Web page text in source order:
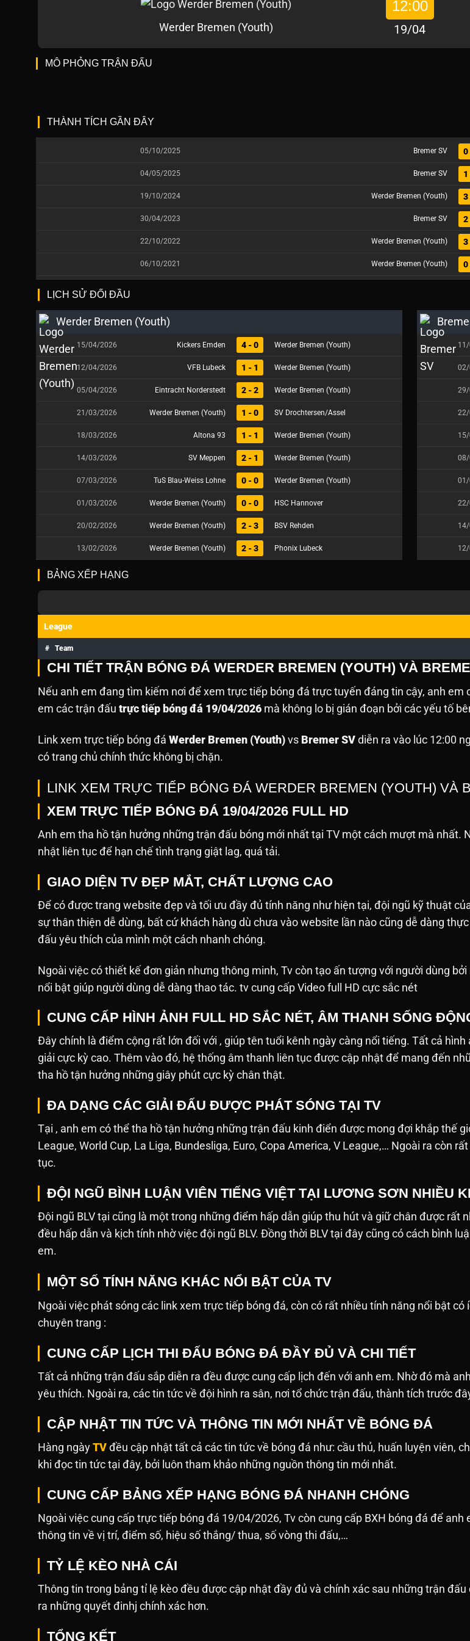
Werder Bremen (Youth)
12:00
19/04
MÔ PHỎNG TRẬN ĐẤU
THÀNH TÍCH GẦN ĐÂY
05/10/2025 Bremer SV 0
04/05/2025 Bremer SV 1
19/10/2024 Werder Bremen (Youth) 3
30/04/2023 Bremer SV 2
22/10/2022 Werder Bremen (Youth) 3
06/10/2021 Werder Bremen (Youth) 0
LỊCH SỬ ĐỐI ĐẦU
Werder Bremen (Youth)
15/04/2026 Kickers Emden 4 - 0 Werder Bremen (Youth)
12/04/2026 VFB Lubeck 1 - 1 Werder Bremen (Youth)
05/04/2026 Eintracht Norderstedt 2 - 2 Werder Bremen (Youth)
21/03/2026 Werder Bremen (Youth) 1 - 0 SV Drochtersen/Assel
18/03/2026 Altona 93 1 - 1 Werder Bremen (Youth)
14/03/2026 SV Meppen 2 - 1 Werder Bremen (Youth)
07/03/2026 TuS Blau-Weiss Lohne 0 - 0 Werder Bremen (Youth)
01/03/2026 Werder Bremen (Youth) 0 - 0 HSC Hannover
20/02/2026 Werder Bremen (Youth) 2 - 3 BSV Rehden
13/02/2026 Werder Bremen (Youth) 2 - 3 Phonix Lubeck
BẢNG XẾP HẠNG
League
# Team
CHI TIẾT TRẬN BÓNG ĐÁ WERDER BREMEN (YOUTH) VÀ
Nếu anh em đang tìm kiếm nơi để xem trực tiếp bóng đá trực tuyến đáng tin cậy, anh em
em các trận đấu trực tiếp bóng đá 19/04/2026 mà không lo bị gián đoạn bởi các yếu tố
Link xem trực tiếp bóng đá Werder Bremen (Youth) vs Bremer SV diễn ra vào lúc 12:00
có trang chủ chính thức không bị chặn.
LINK XEM TRỰC TIẾP BÓNG ĐÁ WERDER BREMEN (YOUTH) VÀ
XEM TRỰC TIẾP BÓNG ĐÁ 19/04/2026 FULL HD
Anh em tha hồ tận hưởng những trận đấu bóng mới nhất tại TV một cách mượt mà nhất.
nhật liên tục để hạn chế tình trạng giật lag, quá tải.
GIAO DIỆN TV ĐẸP MẮT, CHẤT LƯỢNG CAO
Để có được trang website đẹp và tối ưu đầy đủ tính năng như hiện tại, đội ngũ kỹ thuật
sự thân thiện dễ dùng, bất cứ khách hàng dù chưa vào website lần nào cũng dễ dàng
đấu yêu thích của mình một cách nhanh chóng.
Ngoài việc có thiết kế đơn giản nhưng thông minh, Tv còn tạo ấn tượng với người dùng
nổi bật giúp người dùng dễ dàng thao tác. tv cung cấp Video full HD cực sắc nét
CUNG CẤP HÌNH ẢNH FULL HD SẮC NÉT, ÂM THANH SỐNG
Đây chính là điểm cộng rất lớn đối với , giúp tên tuổi kênh ngày càng nổi tiếng. Tất cả hình
giải cực kỳ cao. Thêm vào đó, hệ thống âm thanh liên tục được cập nhật để mang đến
tha hồ tận hưởng những giây phút cực kỳ chân thật.
ĐA DẠNG CÁC GIẢI ĐẤU ĐƯỢC PHÁT SÓNG TẠI TV
Tại , anh em có thể tha hồ tận hưởng những trận đấu kinh điển được mong đợi khắp thế
League, World Cup, La Liga, Bundesliga, Euro, Copa America, V League,… Ngoài ra còn
tục.
ĐỘI NGŨ BÌNH LUẬN VIÊN TIẾNG VIỆT TẠI LƯƠNG SƠN NHIỀU
Đội ngũ BLV tại cũng là một trong những điểm hấp dẫn giúp thu hút và giữ chân được rất
đều hấp dẫn và kịch tính nhờ việc đội ngũ BLV. Đồng thời BLV tại đây cũng có cách bình
em.
MỘT SỐ TÍNH NĂNG KHÁC NỔI BẬT CỦA TV
Ngoài việc phát sóng các link xem trực tiếp bóng đá, còn có rất nhiều tính năng nổi bật
chuyên trang :
CUNG CẤP LỊCH THI ĐẤU BÓNG ĐÁ ĐẦY ĐỦ VÀ CHI TIẾT
Tất cả những trận đấu sắp diễn ra đều được cung cấp lịch đến với anh em. Nhờ đó mà
yêu thích. Ngoài ra, các tin tức về đội hình ra sân, nơi tổ chức trận đấu, thành tích trước
CẬP NHẬT TIN TỨC VÀ THÔNG TIN MỚI NHẤT VỀ BÓNG ĐÁ
Hàng ngày TV đều cập nhật tất cả các tin tức về bóng đá như: cầu thủ, huấn luyện viên,
khi đọc tin tức tại đây, bởi luôn tham khảo những nguồn thông tin mới nhất.
CUNG CẤP BẢNG XẾP HẠNG BÓNG ĐÁ NHANH CHÓNG
Ngoài việc cung cấp trực tiếp bóng đá 19/04/2026, Tv còn cung cấp BXH bóng đá để
thông tin về vị trí, điểm số, hiệu số thắng/ thua, số vòng thi đấu,…
TỶ LỆ KÈO NHÀ CÁI
Thông tin trong bảng tỉ lệ kèo đều được cập nhật đầy đủ và chính xác sau những trận
ra những quyết đinhj chính xác hơn.
TỔNG KẾT